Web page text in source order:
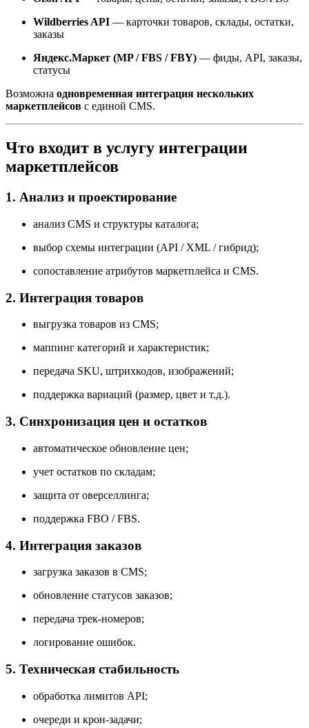
Wildberries API — карточки товаров, склады, остатки,
заказы
Яндекс.Маркет (MP / FBS / FBY) — фиды, API, заказы,
статусы
Возможна одновременная интеграция нескольких
маркетплейсов с единой CMS.
Что входит в услугу интеграции
маркетплейсов
1. Анализ и проектирование
анализ CMS и структуры каталога;
выбор схемы интеграции (API / XML / гибрид);
сопоставление атрибутов маркетплейса и CMS.
2. Интеграция товаров
выгрузка товаров из CMS;
маппинг категорий и характеристик;
передача SKU, штрихкодов, изображений;
поддержка вариаций (размер, цвет и т.д.).
3. Синхронизация цен и остатков
автоматическое обновление цен;
учет остатков по складам;
защита от оверселлинга;
поддержка FBO / FBS.
4. Интеграция заказов
загрузка заказов в CMS;
обновление статусов заказов;
передача трек-номеров;
логирование ошибок.
5. Техническая стабильность
обработка лимитов API;
очереди и крон-задачи;